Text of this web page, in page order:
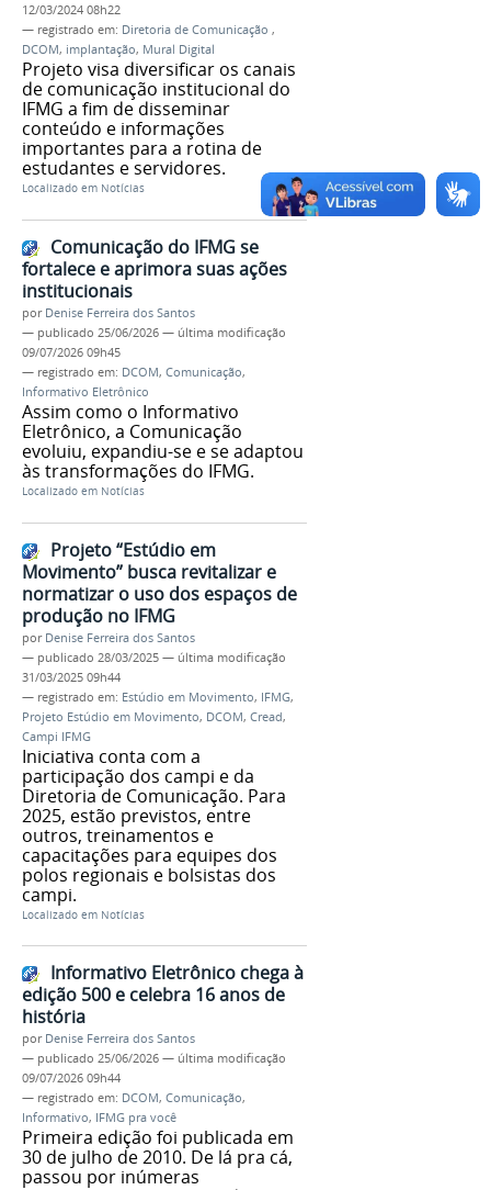
12/03/2024 08h22
— registrado em: Diretoria de Comunicação ,
DCOM, implantação, Mural Digital
Projeto visa diversificar os canais
de comunicação institucional do
IFMG a fim de disseminar
conteúdo e informações
importantes para a rotina de
estudantes e servidores.
Localizado em Notícias
Comunicação do IFMG se
fortalece e aprimora suas ações
institucionais
por Denise Ferreira dos Santos
— publicado 25/06/2026 — última modificação
09/07/2026 09h45
— registrado em: DCOM, Comunicação,
Informativo Eletrônico
Assim como o Informativo
Eletrônico, a Comunicação
evoluiu, expandiu-se e se adaptou
às transformações do IFMG.
Localizado em Notícias
Projeto “Estúdio em
Movimento” busca revitalizar e
normatizar o uso dos espaços de
produção no IFMG
por Denise Ferreira dos Santos
— publicado 28/03/2025 — última modificação
31/03/2025 09h44
— registrado em: Estúdio em Movimento, IFMG,
Projeto Estúdio em Movimento, DCOM, Cread,
Campi IFMG
Iniciativa conta com a
participação dos campi e da
Diretoria de Comunicação. Para
2025, estão previstos, entre
outros, treinamentos e
capacitações para equipes dos
polos regionais e bolsistas dos
campi.
Localizado em Notícias
Informativo Eletrônico chega à
edição 500 e celebra 16 anos de
história
por Denise Ferreira dos Santos
— publicado 25/06/2026 — última modificação
09/07/2026 09h44
— registrado em: DCOM, Comunicação,
Informativo, IFMG pra você
Primeira edição foi publicada em
30 de julho de 2010. De lá pra cá,
passou por inúmeras